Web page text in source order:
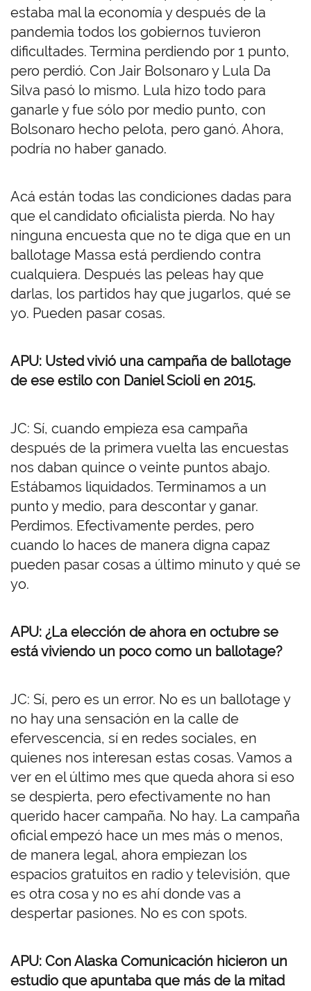
estaba mal la economía y después de la
pandemia todos los gobiernos tuvieron
dificultades. Termina perdiendo por 1 punto,
pero perdió. Con Jair Bolsonaro y Lula Da
Silva pasó lo mismo. Lula hizo todo para
ganarle y fue sólo por medio punto, con
Bolsonaro hecho pelota, pero ganó. Ahora,
podría no haber ganado.
Acá están todas las condiciones dadas para
que el candidato oficialista pierda. No hay
ninguna encuesta que no te diga que en un
ballotage Massa está perdiendo contra
cualquiera. Después las peleas hay que
darlas, los partidos hay que jugarlos, qué se
yo. Pueden pasar cosas.
APU: Usted vivió una campaña de ballotage
de ese estilo con Daniel Scioli en 2015.
JC: Sí, cuando empieza esa campaña
después de la primera vuelta las encuestas
nos daban quince o veinte puntos abajo.
Estábamos liquidados. Terminamos a un
punto y medio, para descontar y ganar.
Perdimos. Efectivamente perdes, pero
cuando lo haces de manera digna capaz
pueden pasar cosas a último minuto y qué se
yo.
APU: ¿La elección de ahora en octubre se
está viviendo un poco como un ballotage?
JC: Sí, pero es un error. No es un ballotage y
no hay una sensación en la calle de
efervescencia, sí en redes sociales, en
quienes nos interesan estas cosas. Vamos a
ver en el último mes que queda ahora si eso
se despierta, pero efectivamente no han
querido hacer campaña. No hay. La campaña
oficial empezó hace un mes más o menos,
de manera legal, ahora empiezan los
espacios gratuitos en radio y televisión, que
es otra cosa y no es ahí donde vas a
despertar pasiones. No es con spots.
APU: Con Alaska Comunicación hicieron un
estudio que apuntaba que más de la mitad